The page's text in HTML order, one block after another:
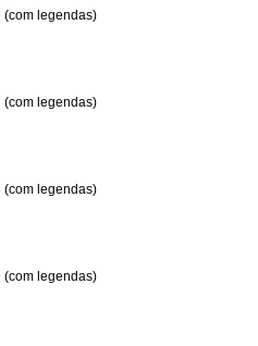
(com legendas)
(com legendas)
(com legendas)
(com legendas)